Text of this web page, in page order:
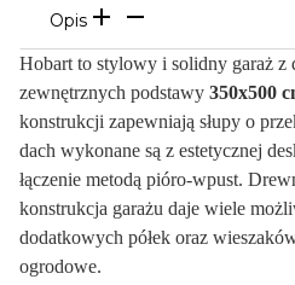
Opis
Hobart to stylowy i solidny garaż z
zewnętrznych podstawy 350x500
konstrukcji zapewniają słupy o
dach wykonane są z estetycznej
łączenie metodą pióro-wpust.
konstrukcja garażu daje wiele
dodatkowych półek oraz
ogrodowe.